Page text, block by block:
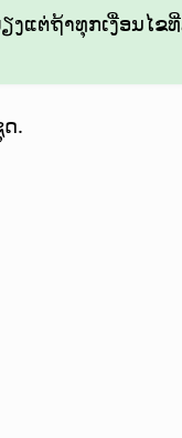
ແຕ່ຖ້າທຸກເງື່ອນໄ
.